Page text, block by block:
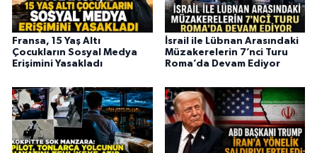
Fransa, 15 Yaş Altı
Çocukların Sosyal Medya
Erişimini Yasakladı
İsrail ile Lübnan Arasındaki
Müzakerelerin 7’nci Turu
Roma’da Devam Ediyor